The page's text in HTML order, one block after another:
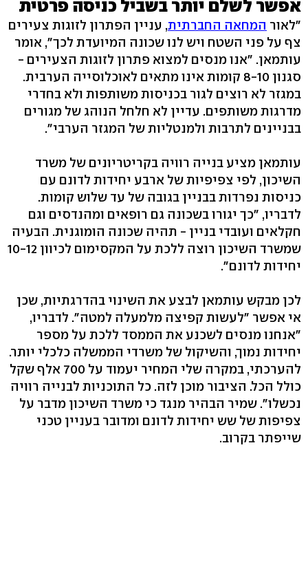
אפשר לשלם יותר בשביל כניסה פרטית
"לאור המחאה החברתית, עניין הפתרון לזוגות צעירים
צף על פני השטח ויש לנו שכונה המיועדת לכך", אומר
עותמאן. "אנו מנסים למצוא פתרון לזוגות הצעירים -
סגנון 8-10 קומות אינו מתאים לאוכלוסייה הערבית.
במגזר לא רוצים לגור בכניסות משותפות ולא בחדרי
מדרגות משותפים. עדיין לא חלחל הנוהג של מגורים
בבניינים לתרבות ולמנטליות של המגזר הערבי".
עותמאן מציע בנייה רוויה בקריטריונים של משרד
השיכון, לפי צפיפיות של ארבע יחידות לדונם עם
כניסות נפרדות בבניין בגובה של עד שלוש קומות.
לדבריו, "כך יגורו בשכונה גם רופאים ומהנדסים וגם
חקלאים ועובדי בניין - תהיה שכונה הומוגנית. הבעיה
שמשרד השיכון רוצה ללכת על המקסימום לכיוון 10-12
יחידות לדונם".
לכן מבקש עותמאן לבצע את השינוי בהדרגתיות, שכן
אי אפשר "לעשות קפיצה מלמעלה למטה". לדבריו,
"אנחנו מנסים לשכנע את הממסד ללכת על מספר
יחידות נמוך, והשיקול של משרדי הממשלה כלכלי יותר.
להערכתי, במקרה שלי המחיר יעמוד על 700 אלף שקל
כולל הכל. הציבור מוכן לזה. כל התוכניות לבנייה רוויה
נכשלו". שמיר הבהיר מנגד כי משרד השיכון מדבר על
צפיפות של שש יחידות לדונם ומדובר בעניין טכני
שייפתר בקרוב.